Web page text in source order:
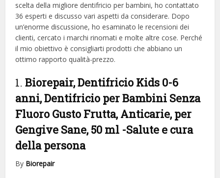
scelta della migliore dentifricio per bambini, ​​ho contattato
36 esperti e discusso vari aspetti da considerare. Dopo
un’enorme discussione, ho esaminato le recensioni dei
clienti, cercato i marchi rinomati e molte altre cose. Perché
il mio obiettivo è consigliarti prodotti che abbiano un
ottimo rapporto qualità-prezzo.
1.Biorepair, Dentifricio Kids 0-6
anni, Dentifricio per Bambini Senza
Fluoro Gusto Frutta, Anticarie, per
Gengive Sane, 50 ml -Salute e cura
della persona
By Biorepair